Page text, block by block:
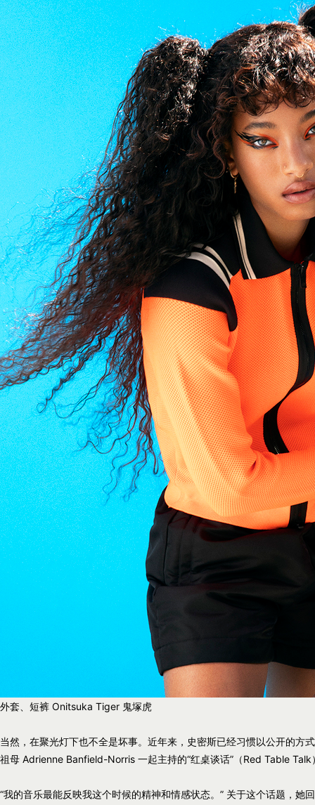
外套、短裤 Onitsuka Tiger 鬼塚虎
当然，在聚光灯下也不全是坏事。近年来，史密斯已经习惯以公开的方
祖母 Adrienne Banfield-Norris 一起主持的“红桌谈话”（Red Table Talk
“我的音乐最能反映我这个时候的精神和情感状态。” 关于这个话题，她